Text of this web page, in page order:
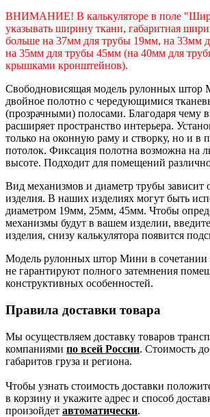
ВНИМАНИЕ! В калькуляторе в поле
указывать ширину ткани, габаритная
больше на 37мм для трубы 19мм, на 33мм
на 35мм для трубы 45мм (на 40мм для
крышками кронштейнов).
Свободновисящая модель рулонных штор
двойное полотно с чередующимися
(прозрачными) полосами. Благодаря чему
расширяет пространство интерьера.
только на оконную раму и створку, но и в
потолок. Фиксация полотна возможна на
высоте. Подходит для помещений
Вид механизмов и диаметр трубы зависит
изделия. В наших изделиях могут быть
диаметром 19мм, 25мм, 45мм. Чтобы
механизмы будут в вашем изделии,
изделия, снизу калькулятора появится
Модель рулонных штор Мини в сочетании
не гарантируют полного затемнения
конструктивных особенностей.
Правила доставки товара
Мы осуществляем доставку товаров
компаниями по всей России. Стоимость
габаритов груза и региона.
Чтобы узнать стоимость доставки
в корзину и укажите адрес и способ
произойдет автоматически.